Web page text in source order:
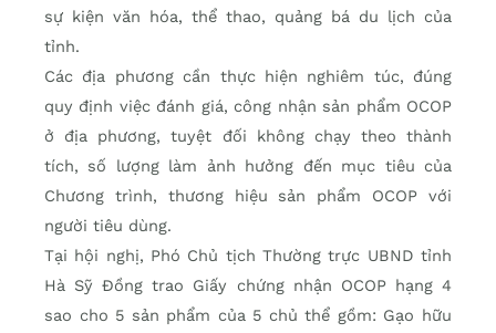
sự kiện văn hóa, thể thao, quảng bá du lịch của
tỉnh.
Các địa phương cần thực hiện nghiêm túc, đúng
quy định việc đánh giá, công nhận sản phẩm OCOP
ở địa phương, tuyệt đối không chạy theo thành
tích, số lượng làm ảnh hưởng đến mục tiêu của
Chương trình, thương hiệu sản phẩm OCOP với
người tiêu dùng.
Tại hội nghị, Phó Chủ tịch Thường trực UBND tỉnh
Hà Sỹ Đồng trao Giấy chứng nhận OCOP hạng 4
sao cho 5 sản phẩm của 5 chủ thể gồm: Gạo hữu